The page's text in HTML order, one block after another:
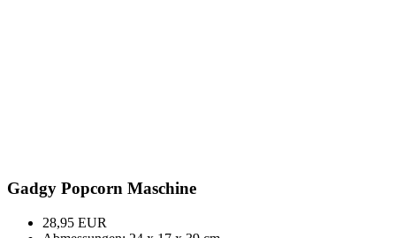
Gadgy Popcorn Maschine
28,95 EUR